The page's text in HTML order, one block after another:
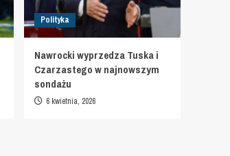
Polityka
Nawrocki wyprzedza Tuska i
Czarzastego w najnowszym
sondażu
6 kwietnia, 2026